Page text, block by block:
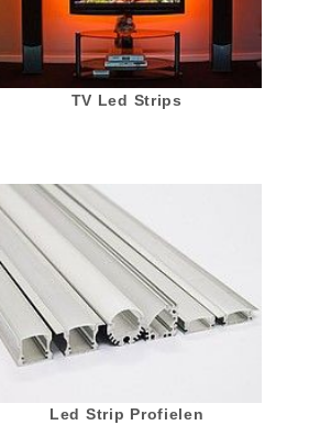
TV Led Strips
Led Strip Profielen